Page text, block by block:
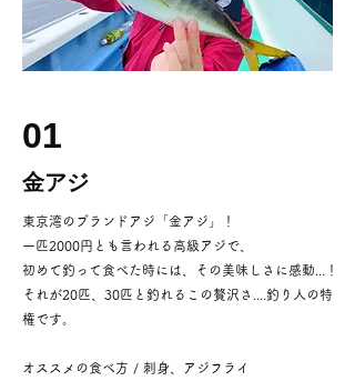
01
金アジ
東京湾のブランドアジ「金アジ」！
一匹2000円とも言われる高級アジで、
​初めて釣って食べた時には、その美味しさに感動...！
それが20匹、30匹と釣れるこの贅沢さ....釣り人の特
権です。
​オススメの食べ方 / 刺身、アジフライ